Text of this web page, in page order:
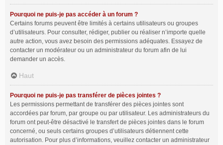
Pourquoi ne puis-je pas accéder à un forum ?
Certains forums peuvent être limités à certains utilisateurs ou groupes
d’utilisateurs. Pour consulter, rédiger, publier ou réaliser n’importe quelle
autre action, vous avez besoin des permissions adéquates. Essayez de
contacter un modérateur ou un administrateur du forum afin de lui
demander un accès.
Haut
Pourquoi ne puis-je pas transférer de pièces jointes ?
Les permissions permettant de transférer des pièces jointes sont
accordées par forum, par groupe ou par utilisateur. Les administrateurs du
forum ont peut-être désactivé le transfert de pièces jointes dans le forum
concerné, ou seuls certains groupes d’utilisateurs détiennent cette
autorisation. Pour plus d’informations, veuillez contacter un administrateur